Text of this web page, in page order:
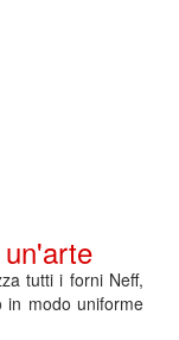
tutti i forni Neff,
in modo uniforme